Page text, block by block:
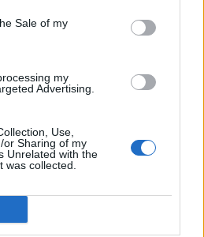
Sale of my
my
Advertising.
Use,
or Sharing of my
Unrelated with the
was collected.